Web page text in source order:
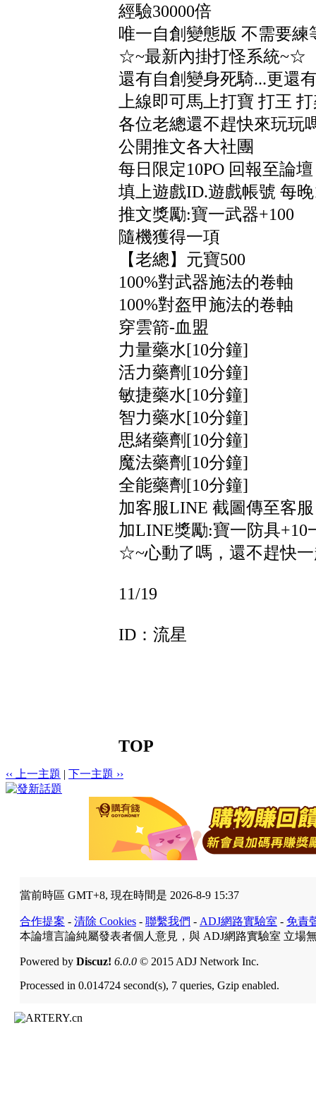
經驗30000倍
唯一自創變態版 不需要
☆~最新內掛打怪系統~☆
還有自創變身死騎...更還
上線即可馬上打寶 打王
各位老總還不趕快來玩玩
公開推文各大社團
每日限定10PO 回報至論
填上遊戲ID.遊戲帳號 每
推文獎勵:寶一武器+100
隨機獲得一項
【老總】元寶500
100%對武器施法的卷軸
100%對盔甲施法的卷軸
穿雲箭-血盟
力量藥水[10分鐘]
活力藥劑[10分鐘]
敏捷藥水[10分鐘]
智力藥水[10分鐘]
思緒藥劑[10分鐘]
魔法藥劑[10分鐘]
全能藥劑[10分鐘]
加客服LINE 截圖傳至客服
加LINE獎勵:寶一防具+10
☆~心動了嗎，還不趕快
11/19
ID：流星
TOP
‹‹ 上一主題 | 下一主題 ››
當前時區 GMT+8, 現在時間是 2026-8-9 15:37
合作提案 - 清除 Cookies - 聯繫我們 - ADJ網路實驗室 - 免責
本論壇言論純屬發表者個人意見，與 ADJ網路實驗室 立場
Powered by Discuz! 6.0.0 © 2015 ADJ Network Inc.
Processed in 0.014724 second(s), 7 queries, Gzip enabled.